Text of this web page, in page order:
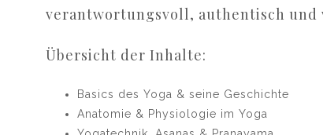
verantwortungsvoll, authentisch und
Übersicht der Inhalte:
Basics des Yoga & seine Geschichte
Anatomie & Physiologie im Yoga